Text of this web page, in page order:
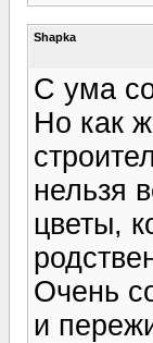
Shapka
С ума
Но как
нельзя
цветы,
Очень
и